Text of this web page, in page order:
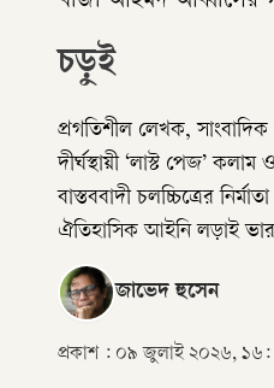
চড়ুই
প্রগতিশীল লেখক, সাংবাদিক
দীর্ঘস্থায়ী ‘লাস্ট পেজ’
বাস্তববাদী চলচ্চিত্রের
ঐতিহাসিক আইনি লড়াই
জাভেদ হুসেন
প্রকাশ : ০৯ জুলাই ২০২৬, ১৬: